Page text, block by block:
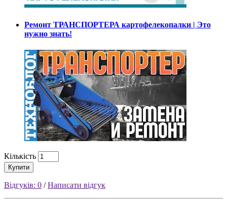
Ремонт ТРАНСПОРТЕРА картофелекопалки | Это
нужно знать!
Кількість
Купити
Відгуків: 0 /Написати відгук